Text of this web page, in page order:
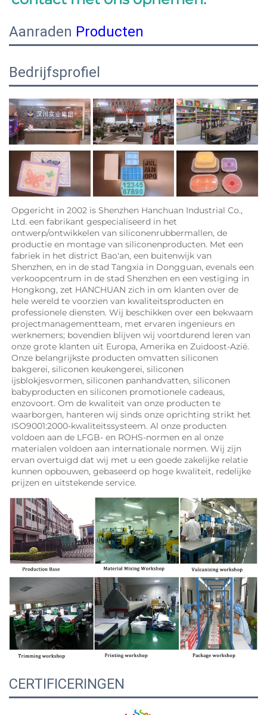
Aanraden Producten
Bedrijfsprofiel
Opgericht in 2002 is Shenzhen Hanchuan Industrial Co.,
Ltd. een fabrikant gespecialiseerd in het
ontwerp/ontwikkelen van siliconenrubbermallen, de
productie en montage van siliconenproducten. Met een
fabriek in het district Bao'an, een buitenwijk van
Shenzhen, en in de stad Tangxia in Dongguan, evenals een
verkoopcentrum in de stad Shenzhen en een vestiging in
Hongkong, zet HANCHUAN zich in om klanten over de
hele wereld te voorzien van kwaliteitsproducten en
professionele diensten. Wij beschikken over een bekwaam
projectmanagementteam, met ervaren ingenieurs en
werknemers; bovendien blijven wij voortdurend leren van
onze grote klanten uit Europa, Amerika en Zuidoost-Azië.
Onze belangrijkste producten omvatten siliconen
bakgerei, siliconen keukengerei, siliconen
ijsblokjesvormen, siliconen panhandvatten, siliconen
babyproducten en siliconen promotionele cadeaus,
enzovoort. Om de kwaliteit van onze producten te
waarborgen, hanteren wij sinds onze oprichting strikt het
ISO9001:2000-kwaliteitssysteem. Al onze producten
voldoen aan de LFGB- en ROHS-normen en al onze
materialen voldoen aan internationale normen. Wij zijn
ervan overtuigd dat wij met u een goede zakelijke relatie
kunnen opbouwen, gebaseerd op hoge kwaliteit, redelijke
prijzen en uitstekende service.
CERTIFICERINGEN